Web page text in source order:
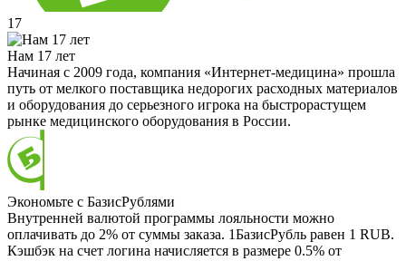
17
Нам 17 лет
Начиная с 2009 года, компания «Интернет-медицина» прошла
путь от мелкого поставщика недорогих расходных материалов
и оборудования до серьезного игрока на быстрорастущем
рынке медицинского оборудования в России.
Экономьте с БазисРублями
Внутренней валютой программы лояльности можно
оплачивать до 2% от суммы заказа. 1БазисРубль равен 1 RUB.
Кэшбэк на счет логина начисляется в размере 0.5% от